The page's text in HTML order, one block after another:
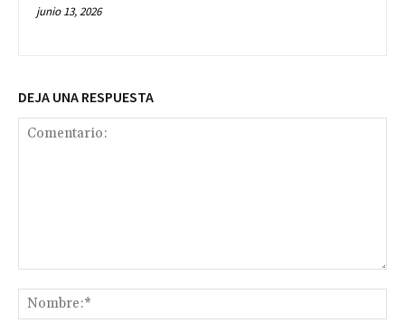
junio 13, 2026
DEJA UNA RESPUESTA